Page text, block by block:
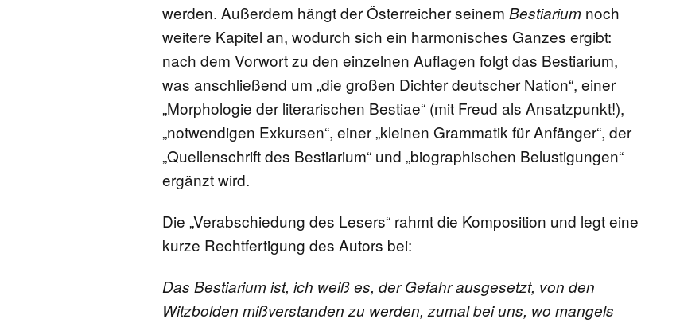
werden. Außerdem hängt der Österreicher seinem Bestiarium noch
weitere Kapitel an, wodurch sich ein harmonisches Ganzes ergibt:
nach dem Vorwort zu den einzelnen Auflagen folgt das Bestiarium,
was anschließend um „die großen Dichter deutscher Nation“, einer
„Morphologie der literarischen Bestiae“ (mit Freud als Ansatzpunkt!),
„notwendigen Exkursen“, einer „kleinen Grammatik für Anfänger“, der
„Quellenschrift des Bestiarium“ und „biographischen Belustigungen“
ergänzt wird.
Die „Verabschiedung des Lesers“ rahmt die Komposition und legt eine
kurze Rechtfertigung des Autors bei:
Das Bestiarium ist, ich weiß es, der Gefahr ausgesetzt, von den
Witzbolden mißverstanden zu werden, zumal bei uns, wo mangels